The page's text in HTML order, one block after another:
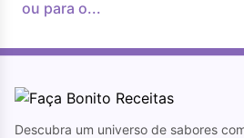
Descubra um universo de sabores